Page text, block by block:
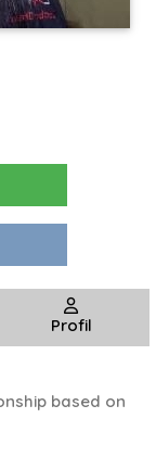
Profil
based on